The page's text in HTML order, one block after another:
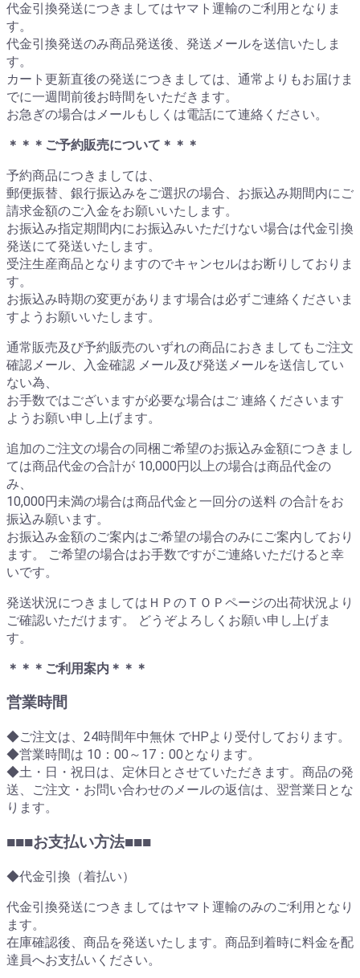
代金引換発送につきましてはヤマト運輸のご利用となりま
す。
代金引換発送のみ商品発送後、発送メールを送信いたしま
す。
カート更新直後の発送につきましては、通常よりもお届けま
でに一週間前後お時間をいただきます。
お急ぎの場合はメールもしくは電話にて連絡ください。
＊＊＊ご予約販売について＊＊＊
予約商品につきましては、
郵便振替、銀行振込みをご選択の場合、お振込み期間内にご
請求金額のご入金をお願いいたします。
お振込み指定期間内にお振込みいただけない場合は代金引換
発送にて発送いたします。
受注生産商品となりますのでキャンセルはお断りしておりま
す。
お振込み時期の変更があります場合は必ずご連絡くださいま
すようお願いいたします。
通常販売及び予約販売のいずれの商品におきましてもご注文
確認メール、入金確認 メール及び発送メールを送信してい
ない為、
お手数ではございますが必要な場合はご 連絡くださいます
ようお願い申し上げます。
追加のご注文の場合の同梱ご希望のお振込み金額につきまし
ては商品代金の合計が 10,000円以上の場合は商品代金の
み、
10,000円未満の場合は商品代金と一回分の送料 の合計をお
振込み願います。
お振込み金額のご案内はご希望の場合のみにご案内しており
ます。 ご希望の場合はお手数ですがご連絡いただけると幸
いです。
発送状況につきましてはＨＰのＴＯＰページの出荷状況より
ご確認いただけます。 どうぞよろしくお願い申し上げま
す。
＊＊＊ご利用案内＊＊＊
営業時間
◆ご注文は、24時間年中無休 でHPより受付しております。
◆営業時間は 10：00～17：00となります。
◆土・日・祝日は、定休日とさせていただきます。商品の発
送、ご注文・お問い合わせのメールの返信は、翌営業日とな
ります。
■■■お支払い方法■■■
◆代金引換（着払い）
代金引換発送につきましてはヤマト運輸のみのご利用となり
ます。
在庫確認後、商品を発送いたします。商品到着時に料金を配
達員へお支払いください。